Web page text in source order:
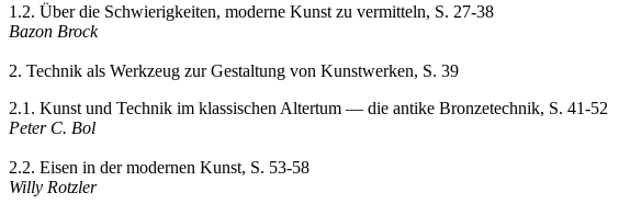
1.2. Über die Schwierigkeiten, moderne Kunst zu vermitteln, S. 27-38
Bazon Brock
2. Technik als Werkzeug zur Gestaltung von Kunstwerken, S. 39
2.1. Kunst und Technik im klassischen Altertum — die antike Bronzetechnik, S. 41-52
Peter C. Bol
2.2. Eisen in der modernen Kunst, S. 53-58
Willy Rotzler